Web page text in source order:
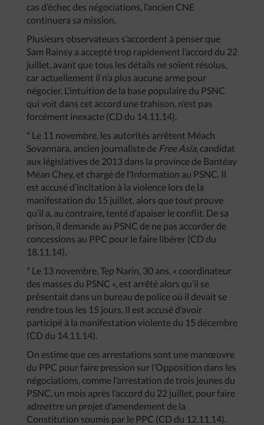
cas d’échec des négociations, l’ancien CNE
continuera sa mission.
Plusieurs observateurs s’accordent à penser que
Sam Rainsy a accepté trop rapidement l’accord du 22
juillet, avant que tous les détails ne soient résolus,
car actuellement il n’a plus aucune arme pour
négocier. L’intuition de la base populaire du PSNC
qui voit dans cet accord une trahison, n’est pas
forcément inexacte (CD du 14.11.14).
* Le 11 novembre, les autorités arrêtent Méach
Sovannara, ancien journaliste de Free Asia, candidat
aux législatives de 2013 dans la province de Bantéay
Méan Chey, et chargé de l’Information au PSNC. Il
est accusé d’incitation à la violence lors de la
manifestation du 15 juillet, alors que tout prouve
qu’il a, au contraire, tenté d’apaiser le conflit. De sa
prison, il demande au PSNC de ne pas accorder de
concessions au PPC pour le faire libérer (CD du
18.11.14).
* Le 13 novembre, Tep Narin, 30 ans, « coordinateur
des masses du PSNC », est arrêté alors qu’il se
présentait dans un bureau de police où il devait se
rendre tous les 15 jours. Il est accusé d’avoir
participé à la manifestation violente du 15 décembre
(CD du 14.11.14).
On estime que ces arrestations sont une manœuvre
du PPC pour faire pression sur l’Opposition dans les
négociations, comme l’arrestation de trois jeunes du
PSNC, un mois après l’accord du 22 juillet, pour faire
admettre un projet d’amendement de la
Constitution soumis par le PPC (CD du 12.11.14).